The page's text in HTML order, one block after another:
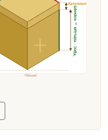
Πάτωμα
Κρέμασμα
Ύψος · πάτωμα → κορυφή